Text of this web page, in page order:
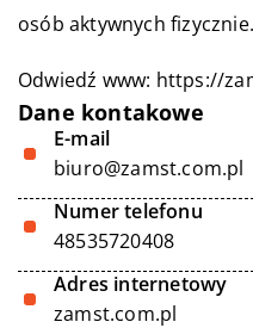
osób aktywnych fizycznie.
Odwiedź www: https://
Dane kontakowe
E-mail
biuro@zamst.com.pl
Numer telefonu
48535720408
Adres internetowy
zamst.com.pl